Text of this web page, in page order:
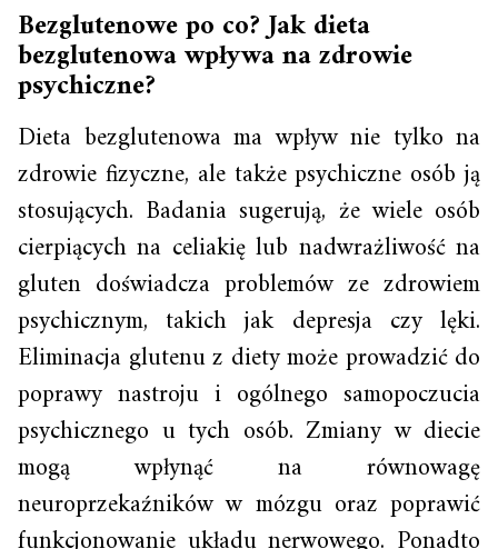
Bezglutenowe po co? Jak dieta
bezglutenowa wpływa na zdrowie
psychiczne?
Dieta bezglutenowa ma wpływ nie tylko na
zdrowie fizyczne, ale także psychiczne osób ją
stosujących. Badania sugerują, że wiele osób
cierpiących na celiakię lub nadwrażliwość na
gluten doświadcza problemów ze zdrowiem
psychicznym, takich jak depresja czy lęki.
Eliminacja glutenu z diety może prowadzić do
poprawy nastroju i ogólnego samopoczucia
psychicznego u tych osób. Zmiany w diecie
mogą wpłynąć na równowagę
neuroprzekaźników w mózgu oraz poprawić